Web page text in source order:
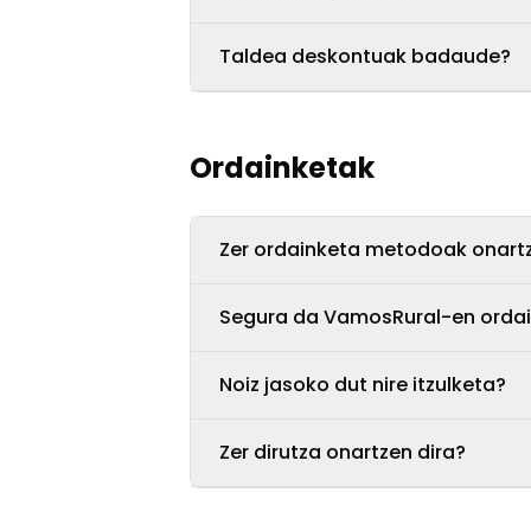
Taldea deskontuak badaude?
Ordainketak
Zer ordainketa metodoak
Segura da VamosRural-en
Noiz jasoko dut nire itzulketa?
Zer dirutza onartzen dira?